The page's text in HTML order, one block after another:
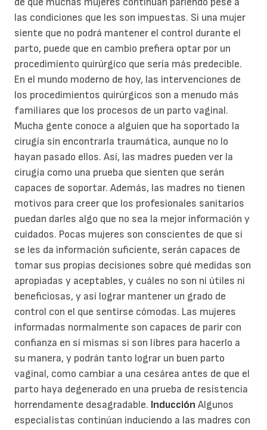
las condiciones que les son impuestas. Si una mujer
siente que no podrá mantener el control durante el
parto, puede que en cambio prefiera optar por un
procedimiento quirúrgico que sería más predecible.
En el mundo moderno de hoy, las intervenciones de
los procedimientos quirúrgicos son a menudo más
familiares que los procesos de un parto vaginal.
Mucha gente conoce a alguien que ha soportado la
cirugía sin encontrarla traumática, aunque no lo
hayan pasado ellos. Así, las madres pueden ver la
cirugía como una prueba que sienten que serán
capaces de soportar. Además, las madres no tienen
motivos para creer que los profesionales sanitarios
puedan darles algo que no sea la mejor información y
cuidados. Pocas mujeres son conscientes de que si
se les da información suficiente, serán capaces de
tomar sus propias decisiones sobre qué medidas son
apropiadas y aceptables, y cuáles no son ni útiles ni
beneficiosas, y así lograr mantener un grado de
control con el que sentirse cómodas. Las mujeres
informadas normalmente son capaces de parir con
confianza en sí mismas si son libres para hacerlo a
su manera, y podrán tanto lograr un buen parto
vaginal, como cambiar a una cesárea antes de que el
parto haya degenerado en una prueba de resistencia
horrendamente desagradable. Inducción Algunos
especialistas continúan induciendo a las madres con